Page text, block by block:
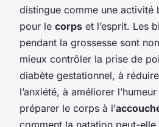
distingue comme une activité
pour le corps et l’esprit. Les
pendant la grossesse sont
mieux contrôler la prise de
diabète gestationnel, à
l’anxiété, à améliorer
préparer le corps à l’
comment la natation peut-